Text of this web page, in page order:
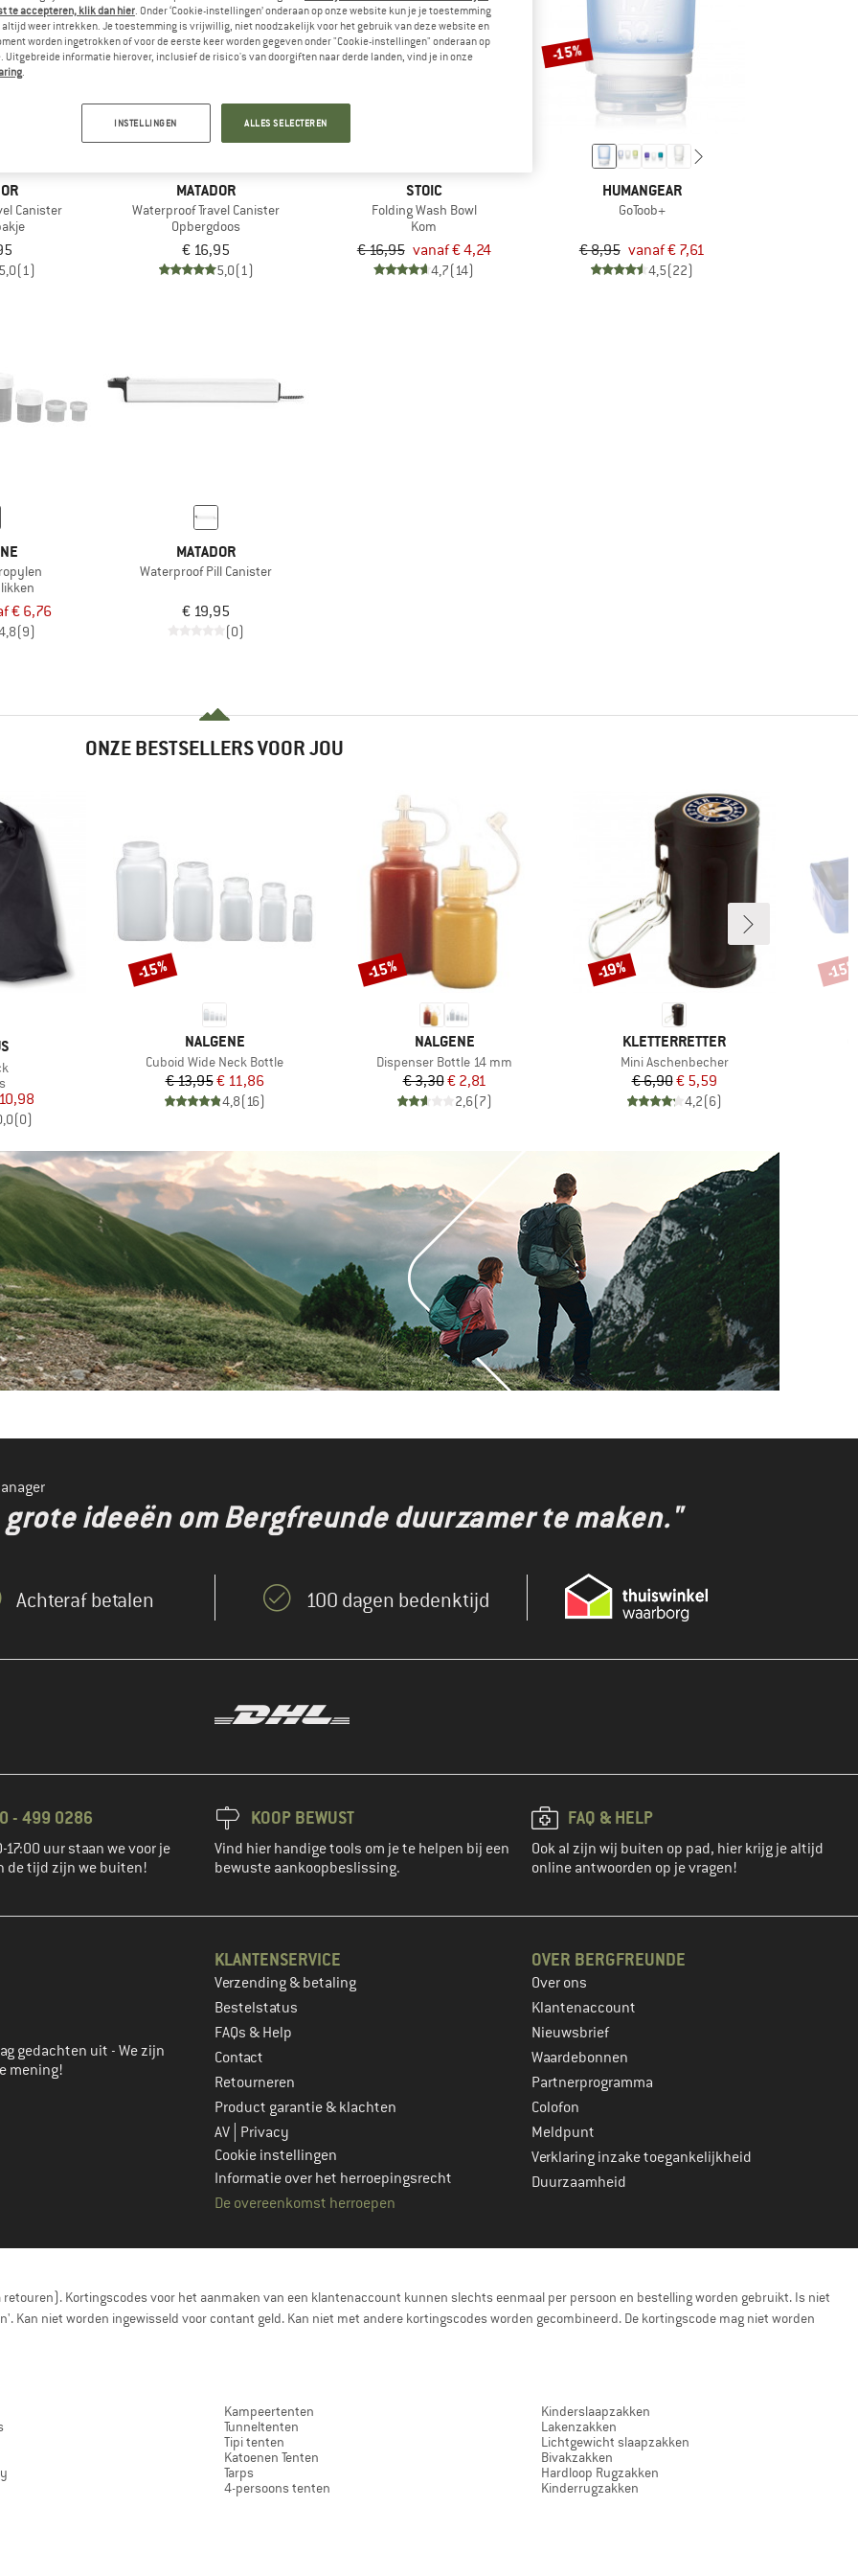
Canister
5,0(1)
MATADOR
Waterproof Travel Canister
Opbergdoos
€ 16,95
5,0(1)
-75%
STOIC
Folding Wash Bowl
Kom
€ 16,95 vanaf € 4,24
4,7(14)
-15%
HUMANGEAR
GoToob+
€ 8,95 vanaf € 7,61
4,5(22)
€ 6,76
(9)
MATADOR
Waterproof Pill Canister
€ 19,95
(0)
ONZE BESTSELLERS VOOR JOU
prijs
(0)
MERK
NALGENE
Artikel
Cuboid Wide Neck Bottle
Prijs
€ 13,95Verlaagde prijs
€ 11,86
4,8(16)
Korting
-15%
MERK
NALGENE
Artikel
Dispenser Bottle 14 mm
Prijs
€ 3,30Verlaagde prijs
€ 2,81
2,6(7)
Korting
-15%
MERK
KLETTERRETTER
Artikel
Mini Aschenbecher
Prijs
€ 6,90Verlaagde prijs
€ 5,59
4,2(6)
Korting
-19% -
ideeën om Bergfreunde duurzamer te maken."
Achteraf betalen 100 dagen bedenktijd
- 499 0286
17:00 uur staan we voor je
de tijd zijn we buiten!
KOOP BEWUST
Vind hier handige tools om je te helpen bij een
bewuste aankoopbeslissing.
FAQ & HELP
Ook al zijn wij buiten op pad, hier krijg je altijd
online antwoorden op je vragen!
aan
gedachten uit - We zijn
mening!
KLANTENSERVICE
Verzending & betaling
Bestelstatus
FAQs & Help
Contact
Retourneren
Product garantie & klachten
AV Privacy
Cookie instellingen
Informatie over het herroepingsrecht
De overeenkomst herroepen
OVER BERGFREUNDE
Over ons
Klantenaccount
Nieuwsbrief
Waardebonnen
Partnerprogramma
Colofon
Meldpunt
Verklaring inzake toegankelijkheid
Duurzaamheid
Kortingscodes voor het aanmaken van een klantenaccount kunnen slechts eenmaal per persoon en bestelling worden gebruikt. Is niet
Kan niet worden ingewisseld voor contant geld. Kan niet met andere kortingscodes worden gecombineerd. De kortingscode mag niet worden
Kampeertenten
Tunneltenten
Tipi tenten
Katoenen Tenten
Tarps
4-persoons tenten
Kinderslaapzakken
Lakenzakken
Lichtgewicht slaapzakken
Bivakzakken
Hardloop Rugzakken
Kinderrugzakken
te accepteren, klik dan hier. Onder ‘Cookie-instellingen’ onderaan op onze website kun je je toestemming
altijd weer intrekken. Je toestemming is vrijwillig, niet noodzakelijk voor het gebruik van deze website en
worden ingetrokken of voor de eerste keer worden gegeven onder "Cookie-instellingen" onderaan op
Uitgebreide informatie hierover, inclusief de risico's van doorgiften naar derde landen, vind je in onze
.
INSTELLINGEN ALLES SELECTEREN